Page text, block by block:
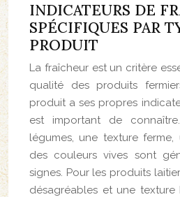
INDICATEURS DE
SPÉCIFIQUES PAR
PRODUIT
La fraîcheur est un critère
qualité des produits
produit a ses propres
est important de
légumes, une texture
des couleurs vives sont
signes. Pour les produits
désagréables et une